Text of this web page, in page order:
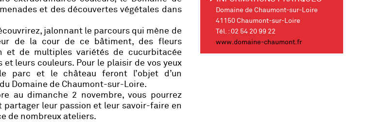
et des découvertes végétales dans
jalonnant le parcours qui mène de
de la cour de ce bâtiment, des fleurs
et de multiples variétés de cucurbitacée
leurs couleurs. Pour le plaisir de vos yeux
parc et le château feront l’objet d’un
Domaine de Chaumont-sur-Loire.
au dimanche 2 novembre, vous pourrez
leur passion et leur savoir-faire en
de nombreux ateliers.
Domaine de Chaumont-sur-Loire
41150 Chaumont-sur-Loire
Tél. : 02 54 20 99 22
www.domaine-chaumont.fr